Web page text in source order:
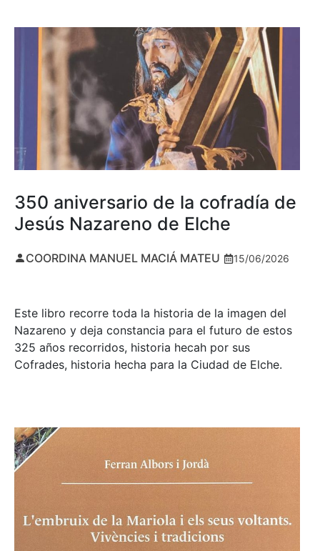
350 aniversario de la cofradía de
Jesús Nazareno de Elche
COORDINA MANUEL MACIÁ MATEU 15/06/2026
Este libro recorre toda la historia de la imagen del
Nazareno y deja constancia para el futuro de estos
325 años recorridos, historia hecah por sus
Cofrades, historia hecha para la Ciudad de Elche.